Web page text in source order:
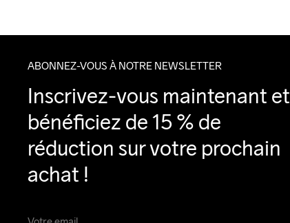
ABONNEZ-VOUS À NOTRE NEWSLETTER
Inscrivez-vous maintenant et
bénéficiez de 15 % de
réduction sur votre prochain
achat !